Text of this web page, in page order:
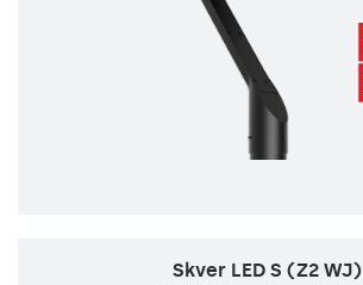
Skver LED S (Z2 WJ)